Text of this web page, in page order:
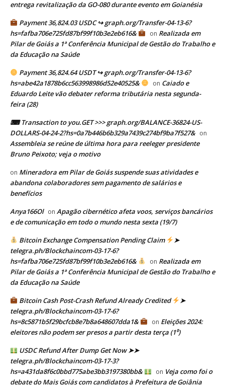
entrega revitalização da GO-080 durante evento em Goianésia
Payment 36,824.03 USDC ↪ graph.org/Transfer-04-13-6?
hs=fafba706e725fd87bf99f10b3e2eb616&
on Realizada em
Pilar de Goiás a 1ª Conferência Municipal de Gestão do Trabalho e
da Educação na Saúde
Payment 36,824.64 USDT ↪ graph.org/Transfer-04-13-6?
hs=abe42a1878b6cc563998986d52e40525&
on Caiado e
Eduardo Leite vão debater reforma tributária nesta segunda-
feira (28)
⌨ Transaction to you.GET >>> graph.org/BALANCE-36824-US-
DOLLARS-04-24-2?hs=0a7b446b6b329a7439c274bf9ba7f527& on
Assembleia se reúne de última hora para reeleger presidente
Bruno Peixoto; veja o motivo
on Mineradora em Pilar de Goiás suspende suas atividades e
abandona colaboradores sem pagamento de salários e
benefícios
Anya166Ol on Apagão cibernético afeta voos, serviços bancários
e de comunicação em todo o mundo nesta sexta (19/7)
Bitcoin Exchange Compensation Pending Claim
➤
telegra.ph/Blockchaincom-03-17-6?
hs=fafba706e725fd87bf99f10b3e2eb616&
on Realizada em
Pilar de Goiás a 1ª Conferência Municipal de Gestão do Trabalho e
da Educação na Saúde
Bitcoin Cash Post-Crash Refund Already Credited
➤
telegra.ph/Blockchaincom-03-17-6?
hs=8c5871b5f29bcfcb8e7b8a648607dda1&
on Eleições 2024:
eleitores não podem ser presos a partir desta terça (1⁰)
USDC Refund After Dump Get Now ➤➤
telegra.ph/Blockchaincom-03-17-3?
hs=a431da8f6c0bbd775abe3bb3197380bb&
on Veja como foi o
debate do Mais Goiás com candidatos à Prefeitura de Goiânia